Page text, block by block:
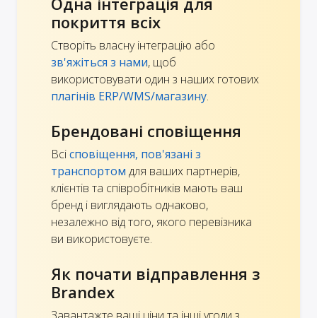
покриття всіх
Створіть власну інтеграцію або
зв'яжіться з нами, щоб
використовувати один з наших готових
плагінів ERP/WMS/магазину.
Брендовані сповіщення
Всісповіщення, пов'язані з
транспортом для ваших партнерів,
клієнтів та співробітників мають ваш
бренд і виглядають однаково,
незалежно від того, якого перевізника
ви використовуєте.
Як почати відправлення з
Brandex